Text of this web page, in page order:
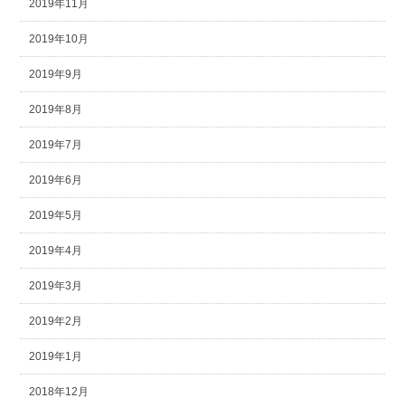
2019年11月
2019年10月
2019年9月
2019年8月
2019年7月
2019年6月
2019年5月
2019年4月
2019年3月
2019年2月
2019年1月
2018年12月